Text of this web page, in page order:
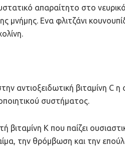
απαραίτητο στο
μνήμης. Ενα φλιτζάνι
αντιοξειδωτική βιταμίνη C
συστήματος.
βιταμίνη K που παίζει
την θρόμβωση και την